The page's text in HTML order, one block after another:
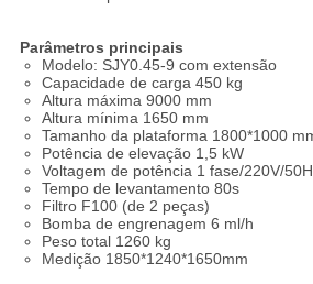
Parâmetros principais
Modelo: SJY0.45-9 com extensão
Capacidade de carga 450 kg
Altura máxima 9000 mm
Altura mínima 1650 mm
Tamanho da plataforma 1800*1000
Potência de elevação 1,5 kW
Voltagem de potência 1 fase/220V/
Tempo de levantamento 80s
Filtro F100 (de 2 peças)
Bomba de engrenagem 6 ml/h
Peso total 1260 kg
Medição 1850*1240*1650mm